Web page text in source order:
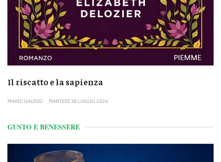
Il riscatto e la sapienza
MARIO GAUDIO MARTEDÌ 28 LUGLIO 2026
GUSTO E BENESSERE